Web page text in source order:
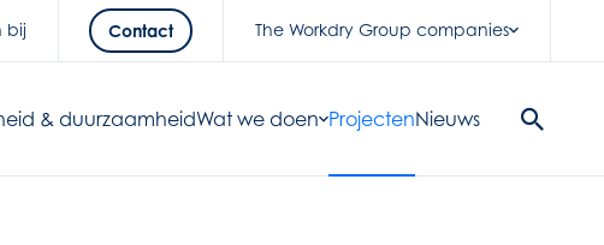
bij Contact The Workdry Group companies
& duurzaamheidWat we doen ProjectenNieuws
Search